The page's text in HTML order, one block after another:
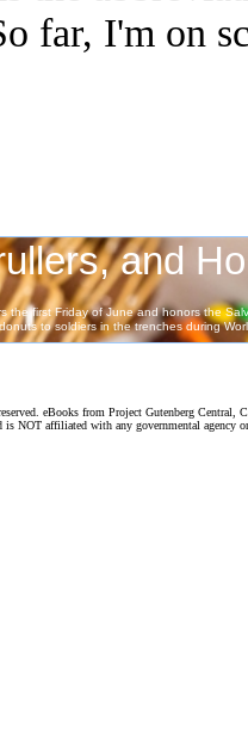
far, I'm on
eBooks from Project Gutenberg Central,
NOT affiliated with any governmental agency